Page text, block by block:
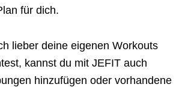
für dich.
lieber deine eigenen Workouts
kannst du mit JEFIT auch
hinzufügen oder vorhandene